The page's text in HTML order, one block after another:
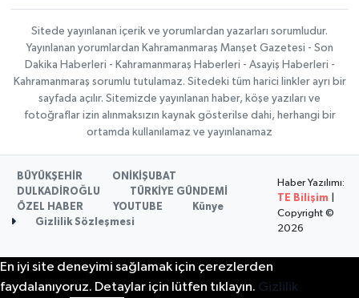
Sitede yayınlanan içerik ve yorumlardan yazarları sorumludur.
Yayınlanan yorumlardan Kahramanmaraş Manşet Gazetesi - Son
Dakika Haberleri - Kahramanmaraş Haberleri - Asayiş Haberleri -
Kahramanmaraş sorumlu tutulamaz. Sitedeki tüm harici linkler ayrı bir
sayfada açılır. Sitemizde yayınlanan haber, köşe yazıları ve
fotoğraflar izin alınmaksızın kaynak gösterilse dahi, herhangi bir
ortamda kullanılamaz ve yayınlanamaz
BÜYÜKŞEHİR
ONİKİŞUBAT
DULKADİROĞLU
TÜRKİYE GÜNDEMİ
ÖZEL HABER
YOUTUBE
Künye
Gizlilik Sözleşmesi
Haber Yazılımı:
TE Bilişim
Copyright ©
2026
En iyi site deneyimi sağlamak için çerezlerden
faydalanıyoruz. Detaylar için lütfen tıklayın. Gizlilik